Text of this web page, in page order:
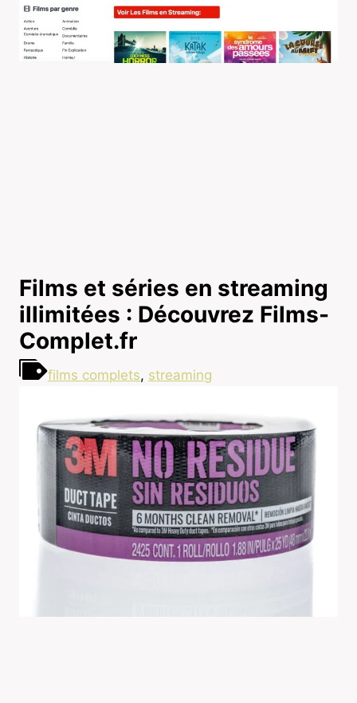
Films et séries en streaming
illimitées : Découvrez Films-
Complet.fr
films complets, streaming